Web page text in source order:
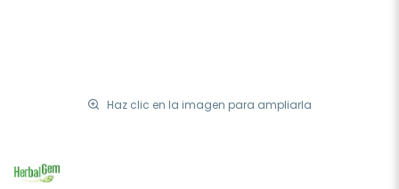
Haz clic en la imagen para ampliarla